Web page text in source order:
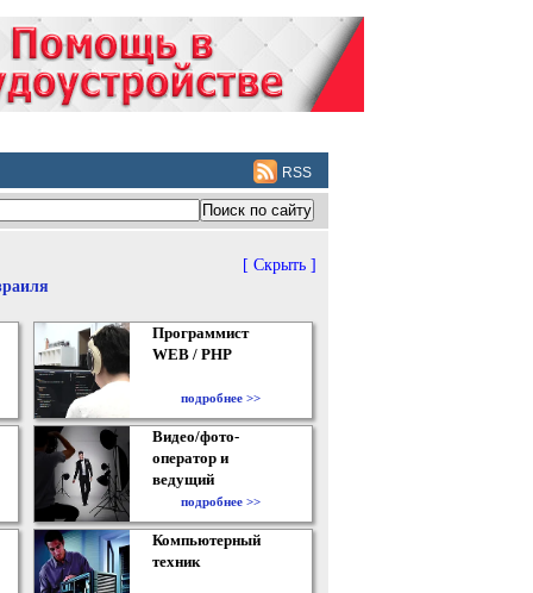
RSS
[ Скрыть ]
Программист
WEB / PHP
подробнее >>
Видео/фото-
оператор и
ведущий
подробнее >>
Компьютерный
техник